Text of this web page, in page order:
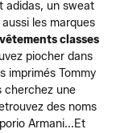
adidas, un sweat
les marques
vêtements classes
piocher dans
imprimés Tommy
cherchez une
des noms
Armani...Et